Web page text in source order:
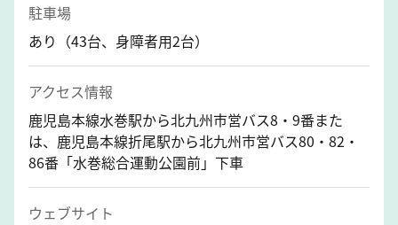
駐車場
あり（43台、身障者用2台）
アクセス情報
鹿児島本線水巻駅から北九州市営バス8・9番また
は、鹿児島本線折尾駅から北九州市営バス80・82・
86番「水巻総合運動公園前」下車
ウェブサイト